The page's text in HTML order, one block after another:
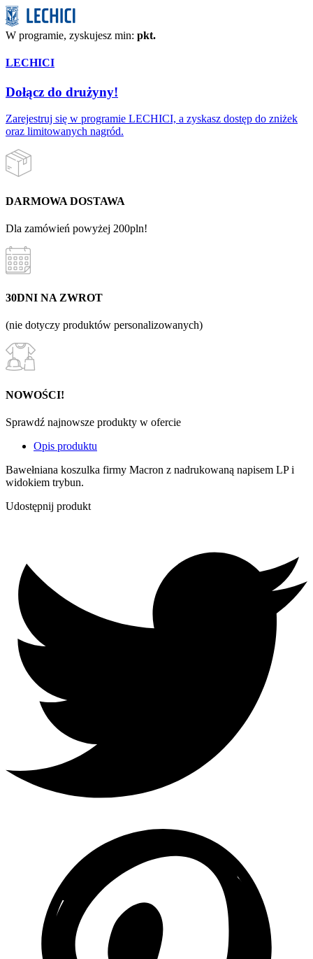
W programie, zyskujesz min: pkt.
LECHICI
Dołącz do drużyny!
Zarejestruj się w programie LECHICI, a zyskasz dostęp do zniżek
oraz limitowanych nagród.
DARMOWA DOSTAWA
Dla zamówień powyżej 200pln!
30DNI NA ZWROT
(nie dotyczy produktów personalizowanych)
NOWOŚCI!
Sprawdź najnowsze produkty w ofercie
Opis produktu
Bawełniana koszulka firmy Macron z nadrukowaną napisem LP i
widokiem trybun.
Udostępnij produkt